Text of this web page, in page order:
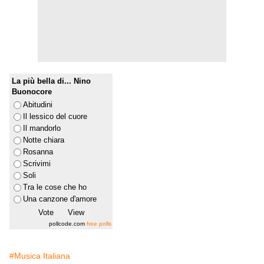
La più bella di... Nino
Buonocore
Abitudini
Il lessico del cuore
Il mandorlo
Notte chiara
Rosanna
Scrivimi
Soli
Tra le cose che ho
Una canzone d'amore
pollcode.com free polls
#Musica Italiana